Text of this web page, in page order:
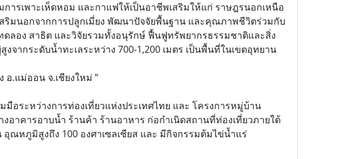
รเพาะเห็ดหอม และกาแฟให้เป็นอาชีพเสริมให้แก่ ราษฎรนอกเหนือ
สริมนอกจากการปลูกเมี่ยง พัฒนาปัจจัยพื้นฐาน และคุณภาพชีวิตร่วมกับ
ลอง สาธิต และวิจัยรวมทั้งอนุรักษ์ ฟื้นฟูทรัพยากรธรรมชาติและสิ่ง
ากระดับน้ำทะเลระหว่าง 700-1,200 เมตร เป็นพื้นที่ในเขตอุทยาน
.แม่ออน จ.เชียงใหม่ ”
ระหว่างการท่องเที่ยวแห่งประเทศไทย และ โครงการหมู่บ้าน
าคารอาบน้ำ ร้านค้า ร้านอาหาร ก่อกำเนิดสถานที่ท่องเที่ยวภายใต้
ณหภูมิสูงถึง 100 องศาเซลเซียส และ มีกิจกรรมต้มไข่น้ำแร่